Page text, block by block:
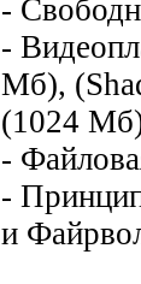
-
-
Мб),
(1024
-
-
и